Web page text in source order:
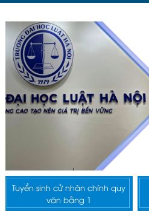
Tuyển sinh cử nhân chính quy
văn bằng 1